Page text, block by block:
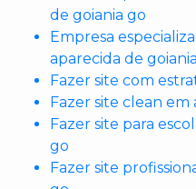
de goiania go
Empresa
aparecida de goiania
Fazer site com
Fazer site clean em
Fazer site para
go
Fazer site